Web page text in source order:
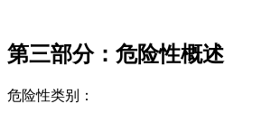
第三部分：危险性概述
危险性类别：